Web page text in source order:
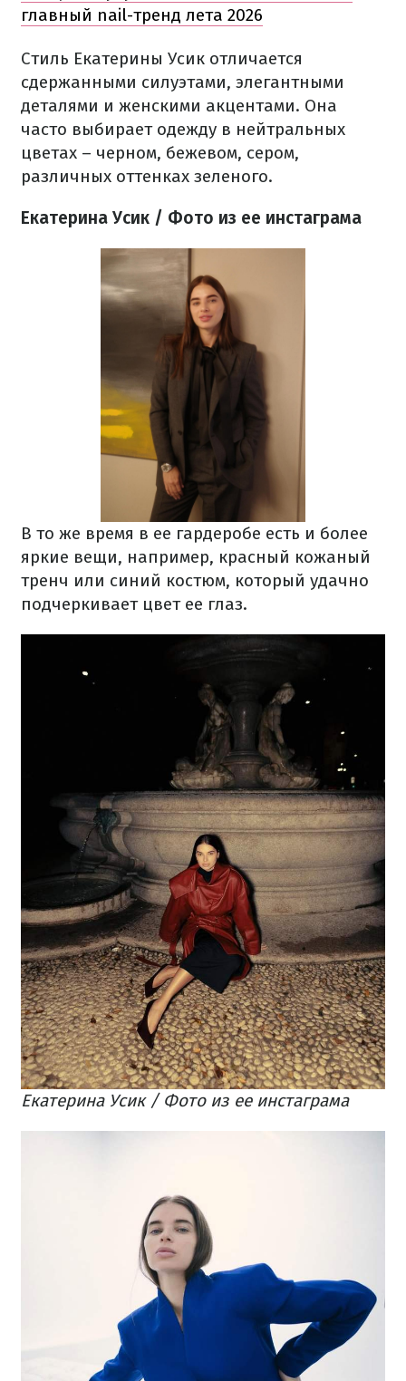
главный nail-тренд лета 2026
Стиль Екатерины Усик отличается
сдержанными силуэтами, элегантными
деталями и женскими акцентами. Она
часто выбирает одежду в нейтральных
цветах – черном, бежевом, сером,
различных оттенках зеленого.
Екатерина Усик / Фото из ее инстаграма
В то же время в ее гардеробе есть и более
яркие вещи, например, красный кожаный
тренч или синий костюм, который удачно
подчеркивает цвет ее глаз.
Екатерина Усик / Фото из ее инстаграма